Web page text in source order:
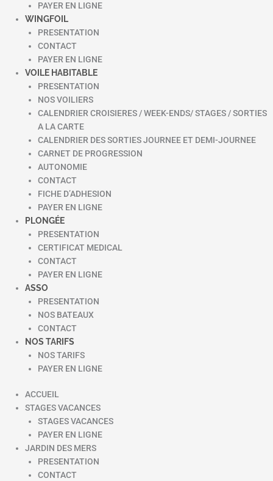
PAYER EN LIGNE
WINGFOIL
PRESENTATION
CONTACT
PAYER EN LIGNE
VOILE HABITABLE
PRESENTATION
NOS VOILIERS
CALENDRIER CROISIERES / WEEK-ENDS/ STAGES / SORTIES
A LA CARTE
CALENDRIER DES SORTIES JOURNEE ET DEMI-JOURNEE
CARNET DE PROGRESSION
AUTONOMIE
CONTACT
FICHE D’ADHESION
PAYER EN LIGNE
PLONGÉE
PRESENTATION
CERTIFICAT MEDICAL
CONTACT
PAYER EN LIGNE
ASSO
PRESENTATION
NOS BATEAUX
CONTACT
NOS TARIFS
NOS TARIFS
PAYER EN LIGNE
ACCUEIL
STAGES VACANCES
STAGES VACANCES
PAYER EN LIGNE
JARDIN DES MERS
PRESENTATION
CONTACT